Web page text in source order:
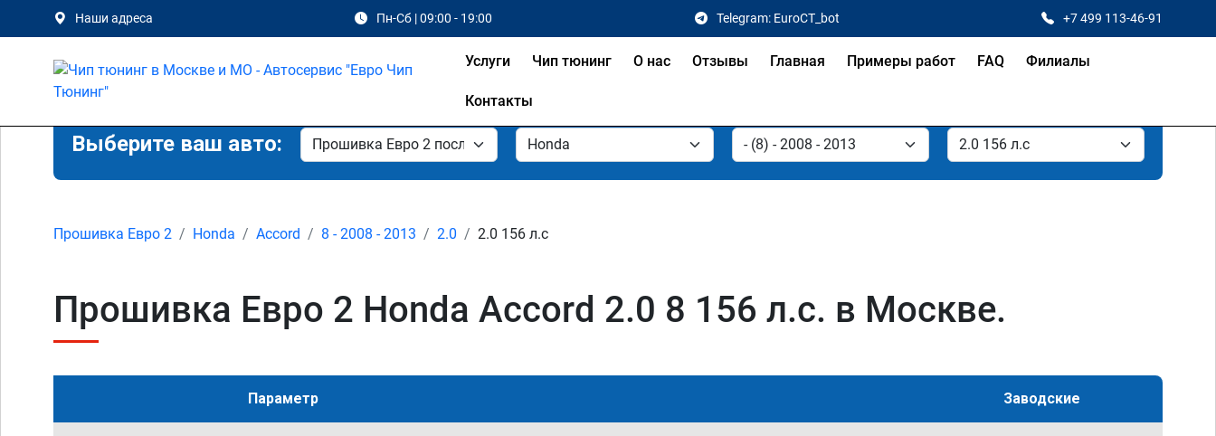
Наши адреса Пн-Сб | 09:00 - 19:00 Telegram: EuroCT_bot +7 499 113-46-91
Услуги Чип тюнинг О нас Отзывы Главная Примеры работ FAQ Филиалы
Контакты
Выберите ваш авто:
Прошивка Евро 2 Honda Accord 8 - 2008 - 2013 2.0 2.0 156 л.с
Прошивка Евро 2 Honda Accord 2.0 8 156 л.с. в Москве.
Параметр Заводские